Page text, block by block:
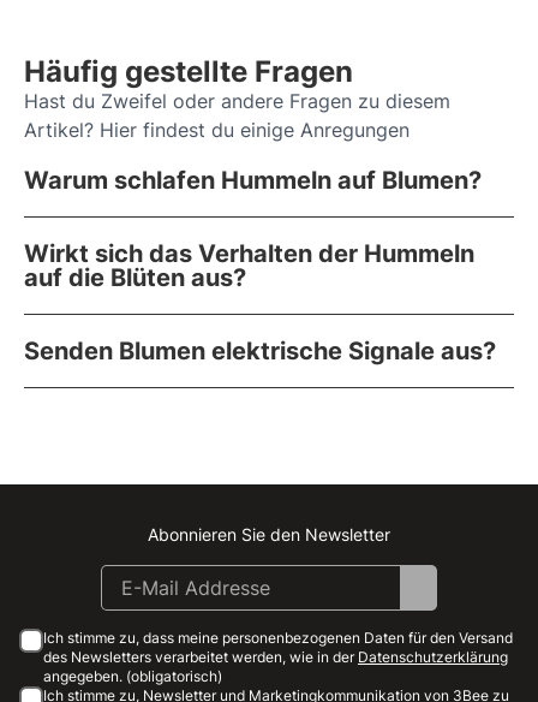
Häufig gestellte Fragen
Hast du Zweifel oder andere Fragen zu diesem
Artikel? Hier findest du einige Anregungen
Warum schlafen Hummeln auf Blumen?
Wirkt sich das Verhalten der Hummeln
auf die Blüten aus?
Senden Blumen elektrische Signale aus?
Instagram
Facebook
Linkedin
Youtube
Abonnieren Sie den Newsletter
Ich stimme zu, dass meine personenbezogenen Daten für den Versand
des Newsletters verarbeitet werden, wie in der Datenschutzerklärung
angegeben. (obligatorisch)
Ich stimme zu, Newsletter und Marketingkommunikation von 3Bee zu